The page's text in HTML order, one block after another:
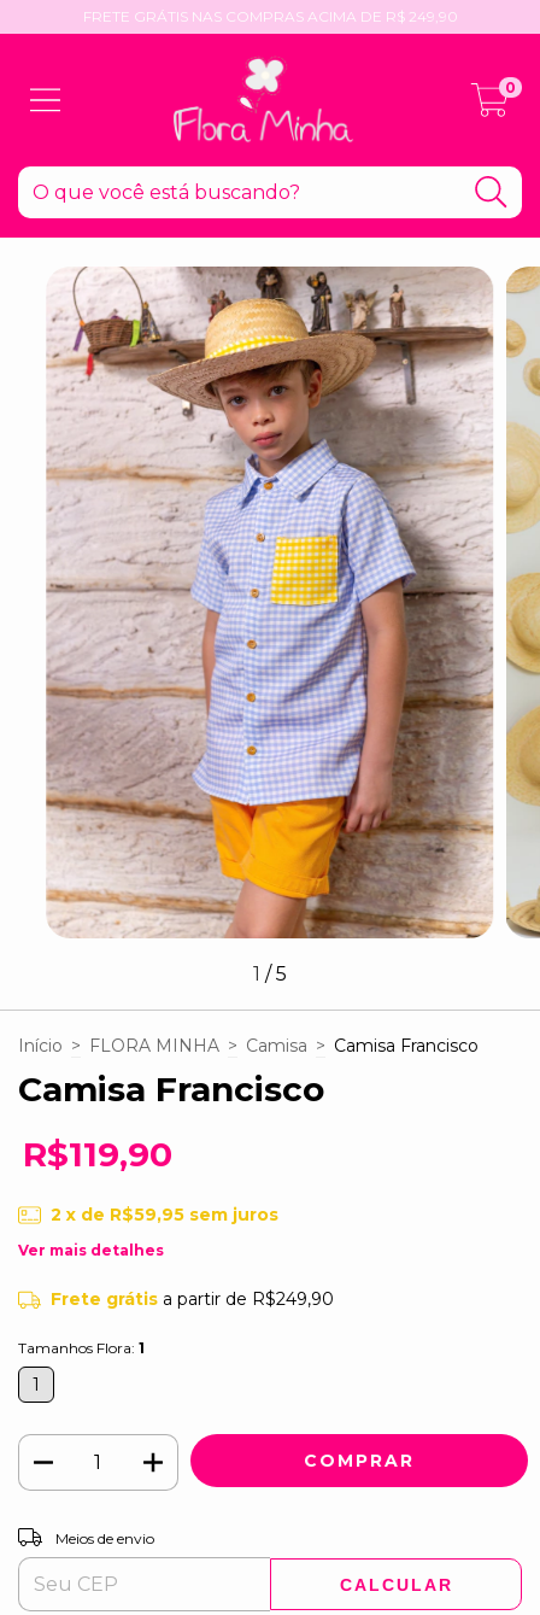
FRETE GRÁTIS NAS COMPRAS ACIMA DE R$ 249,90
0
1 /5
Início > FLORA MINHA > Camisa > Camisa Francisco
Camisa Francisco
R$119,90
2 x de R$59,95 sem juros
Ver mais detalhes
Frete grátis a partir de R$249,90
Tamanhos Flora: 1
1
Entregas para o CEP:
Meios de envio
CALCULAR